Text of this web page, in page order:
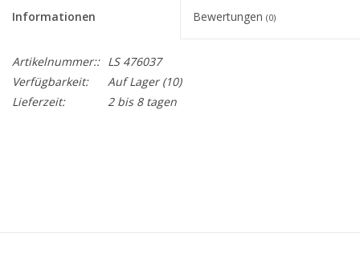
Informationen Bewertungen (0)
Artikelnummer:: LS 476037
Verfügbarkeit:
Auf Lager(10)
Lieferzeit:
2 bis 8 tagen